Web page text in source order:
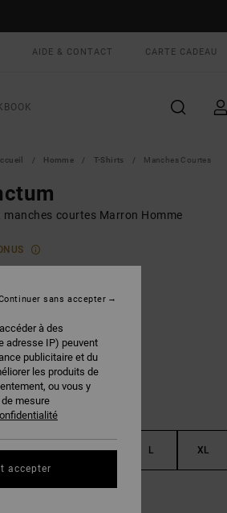
AIDE & CONTACT CARTE CADEAU
Homme T-Shirts Manches Courtes
manches courtes Marron Homme
S M L XL
Le Guide Des Tailles
à des
adresse IP) peuvent
publicitaire et du
les produits de
ou vous y
mesure
sans accepter
accepter